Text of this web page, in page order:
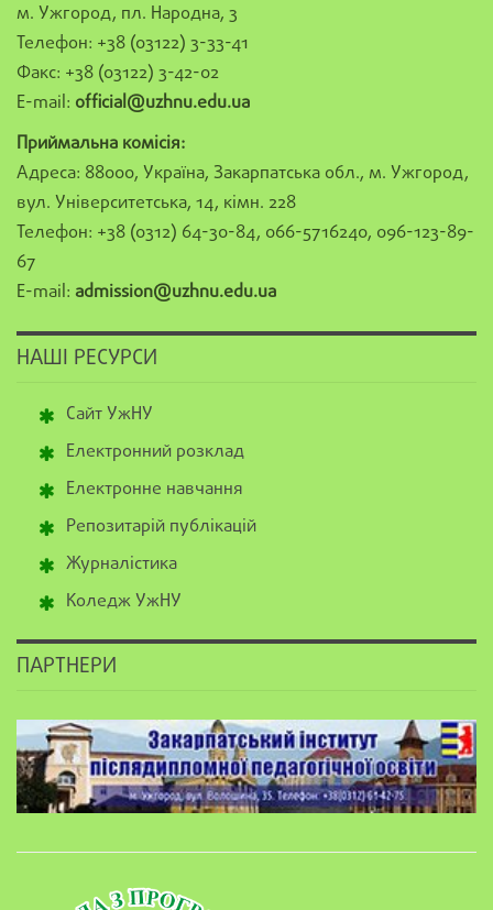
м. Ужгород, пл. Народна, 3
Телефон: +38 (03122) 3-33-41
Факс: +38 (03122) 3-42-02
E-mail: official@uzhnu.edu.ua
Приймальна комісія:
Адреса: 88000, Україна, Закарпатська обл., м. Ужгород,
вул. Університетська, 14, кімн. 228
Телефон: +38 (0312) 64-30-84, 066-5716240, 096-123-89-
67
E-mail: admission@uzhnu.edu.ua
НАШІ РЕСУРСИ
Сайт УжНУ
Електронний розклад
Електронне навчання
Репозитарій публікацій
Журналістика
Коледж УжНУ
ПАРТНЕРИ